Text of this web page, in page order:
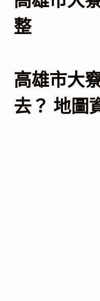
整
高雄市大
去？ 地圖